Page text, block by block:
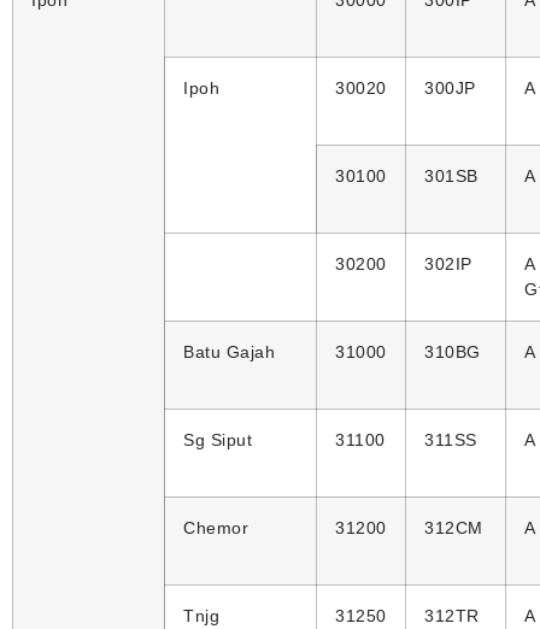
Ipoh 30020 300JP A
30100 301SB A
30200 302IP
A
Batu Gajah 31000 310BG A
Sg Siput 31100 311SS A
Chemor 31200 312CM A
Tnjg
31250 312TR A